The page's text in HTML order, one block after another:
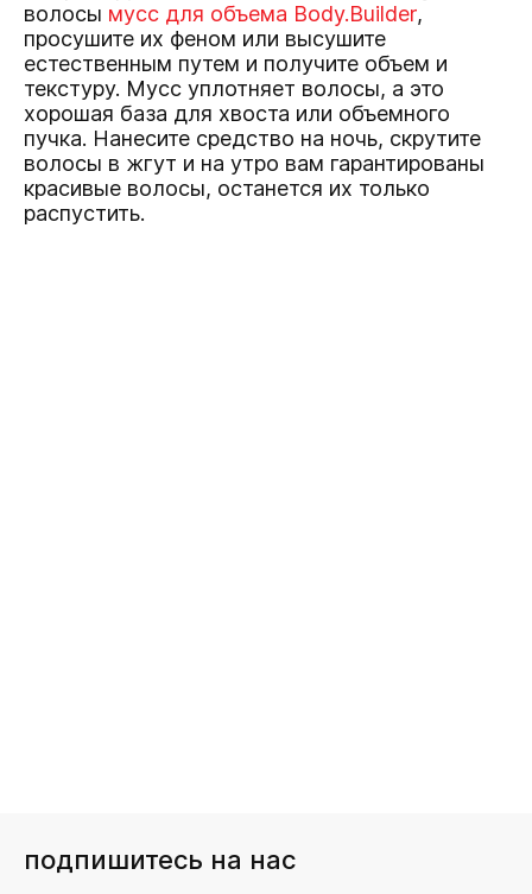
волосы мусс для объема Body.Builder,
просушите их феном или высушите
естественным путем и получите объем и
текстуру. Мусс уплотняет волосы, а это
хорошая база для хвоста или объемного
пучка. Нанесите средство на ночь, скрутите
волосы в жгут и на утро вам гарантированы
красивые волосы, останется их только
распустить.
подпишитесь на нас